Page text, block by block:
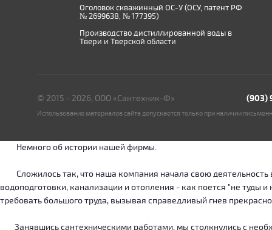
Оголовок скважинный ОС-У (ОСУ, патент РФ
№ 2699638, № 177395)
Производство дистиллированной воды в
Твери и Тверской области
© 2015 - 2026, ООО «Сантехник-Ф» (903)
Использование материалов сайта допускается только при наличии
Немного об истории нашей фирмы.
Сложилось так, что наша компания начала свою деятельность
водоподготовки, канализации и отопления - как поется "не
требовать большого труда, вызывая справедливый гнев
Занявшись сантехническими работами, мы столкнулись с